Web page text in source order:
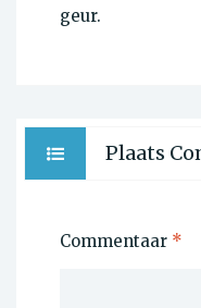
geur.
Plaats
Commentaar *